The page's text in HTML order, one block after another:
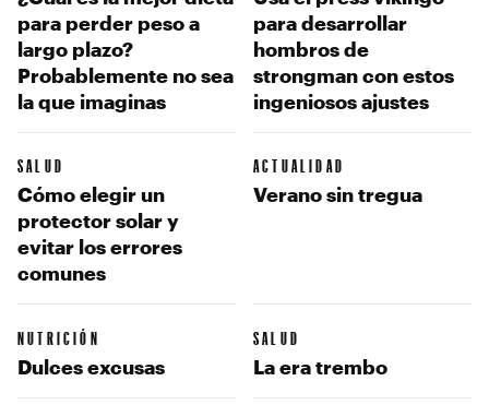
para perder peso a
largo plazo?
Probablemente no sea
la que imaginas
para desarrollar
hombros de
strongman con estos
ingeniosos ajustes
SALUD
Cómo elegir un
protector solar y
evitar los errores
comunes
ACTUALIDAD
Verano sin tregua
NUTRICIÓN
Dulces excusas
SALUD
La era trembo